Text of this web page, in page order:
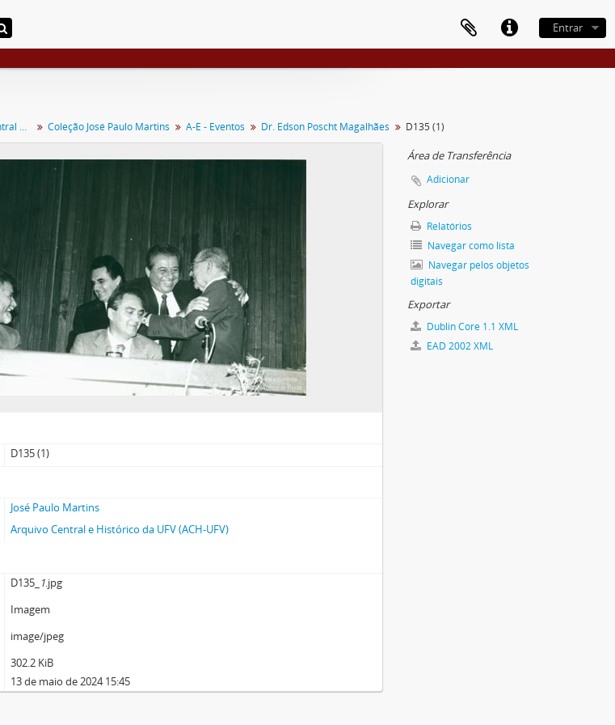
Entrar
Acervo Fotográfico do Arquivo Central Histórico da UFV Coleção José Paulo Martins A-E - Eventos Dr. Edson Poscht Magalhães D135 (1)
D135 (1)
José Paulo Martins
Arquivo Central e Histórico da UFV (ACH-UFV)
D135_ 1.jpg
Imagem
image/jpeg
302.2 KiB
13 de maio de 2024 15:45
Área de Transferência
Adicionar
Explorar
Relatórios
Navegar como lista
Navegar pelos objetos
digitais
Exportar
Dublin Core 1.1 XML
EAD 2002 XML